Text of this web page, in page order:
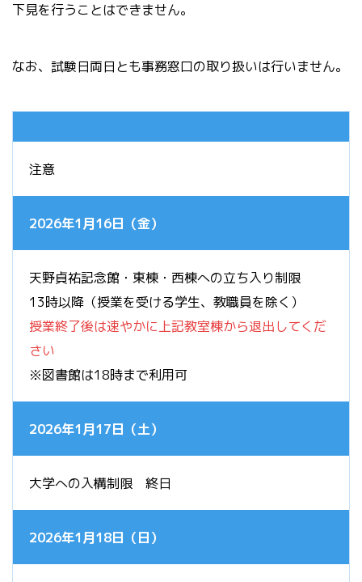
下見を行うことはできません。
なお、試験日両日とも事務窓口の取り扱いは行いません。
注意
2026年1月16日（金）
天野貞祐記念館・東棟・西棟への立ち入り制限
13時以降（授業を受ける学生、教職員を除く）
授業終了後は速やかに上記教室棟から退出してくだ
さい
※図書館は18時まで利用可
2026年1月17日（土）
大学への入構制限 終日
2026年1月18日（日）